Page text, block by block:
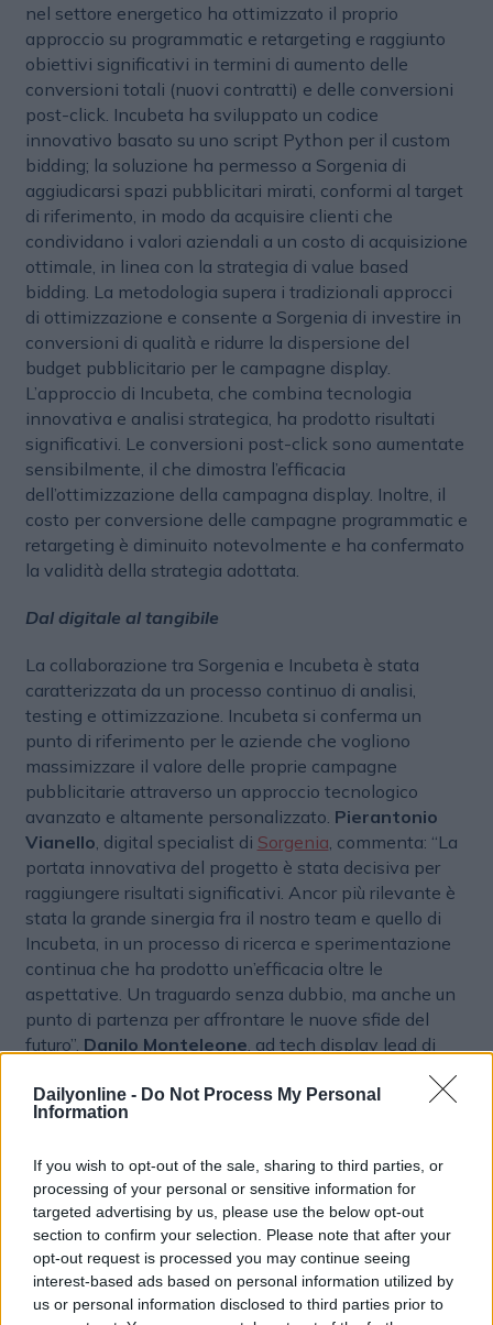
Dailyonline - Do Not Process My Personal
Information
If you wish to opt-out of the sale, sharing to third parties, or
processing of your personal or sensitive information for
targeted advertising by us, please use the below opt-out
section to confirm your selection. Please note that after your
opt-out request is processed you may continue seeing
interest-based ads based on personal information utilized by
us or personal information disclosed to third parties prior to
nel settore energetico ha ottimizzato il proprio
approccio su programmatic e retargeting e raggiunto
obiettivi significativi in termini di aumento delle
conversioni totali (nuovi contratti) e delle conversioni
post-click. Incubeta ha sviluppato un codice
innovativo basato su uno script Python per il custom
bidding; la soluzione ha permesso a Sorgenia di
aggiudicarsi spazi pubblicitari mirati, conformi al target
di riferimento, in modo da acquisire clienti che
condividano i valori aziendali a un costo di acquisizione
ottimale, in linea con la strategia di value based
bidding. La metodologia supera i tradizionali approcci
di ottimizzazione e consente a Sorgenia di investire in
conversioni di qualità e ridurre la dispersione del
budget pubblicitario per le campagne display.
L’approccio di Incubeta, che combina tecnologia
innovativa e analisi strategica, ha prodotto risultati
significativi. Le conversioni post-click sono aumentate
sensibilmente, il che dimostra l’efficacia
dell’ottimizzazione della campagna display. Inoltre, il
costo per conversione delle campagne programmatic e
retargeting è diminuito notevolmente e ha confermato
la validità della strategia adottata.
Dal digitale al tangibile
La collaborazione tra Sorgenia e Incubeta è stata
caratterizzata da un processo continuo di analisi,
testing e ottimizzazione. Incubeta si conferma un
punto di riferimento per le aziende che vogliono
massimizzare il valore delle proprie campagne
pubblicitarie attraverso un approccio tecnologico
avanzato e altamente personalizzato. Pierantonio
Vianello , digital specialist di Sorgenia , commenta: “La
portata innovativa del progetto è stata decisiva per
raggiungere risultati significativi. Ancor più rilevante è
stata la grande sinergia fra il nostro team e quello di
Incubeta, in un processo di ricerca e sperimentazione
continua che ha prodotto un’efficacia oltre le
aspettative. Un traguardo senza dubbio, ma anche un
punto di partenza per affrontare le nuove sfide del
futuro”. Danilo Monteleone , ad tech display lead di
è contraddistinta da sempre da una estrema fiducia e
una continua apertura alla sperimentazione di soluzioni
lavorare con fiducia per ottenere una crescita continua
di risultati. È un esempio concreto di come, grazie a una
visione condivisa e a obiettivi comuni, sia possibile
raggiungere traguardi eccezionali”. La collaborazione
dimostra come, attraverso innovazione e un approccio
mirato, sia possibile trasformare le sfide digitali in